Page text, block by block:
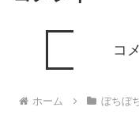
コ
ホーム ぼちぼ